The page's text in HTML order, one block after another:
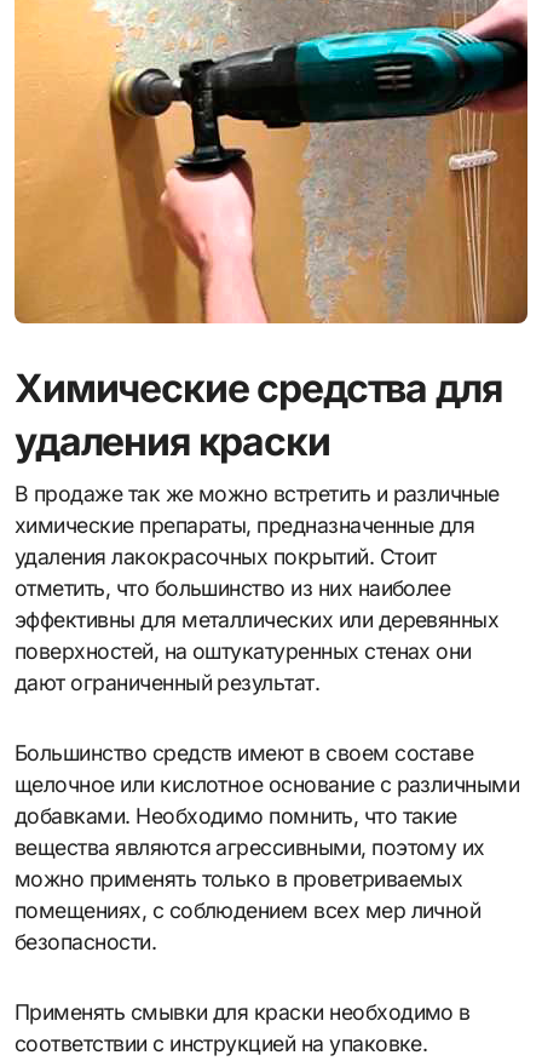
Химические средства для
удаления краски
В продаже так же можно встретить и различные
химические препараты, предназначенные для
удаления лакокрасочных покрытий. Стоит
отметить, что большинство из них наиболее
эффективны для металлических или деревянных
поверхностей, на оштукатуренных стенах они
дают ограниченный результат.
Большинство средств имеют в своем составе
щелочное или кислотное основание с различными
добавками. Необходимо помнить, что такие
вещества являются агрессивными, поэтому их
можно применять только в проветриваемых
помещениях, с соблюдением всех мер личной
безопасности.
Применять смывки для краски необходимо в
соответствии с инструкцией на упаковке.